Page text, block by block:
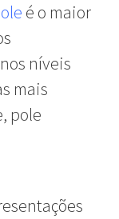
é o maior
níveis
mais
pole